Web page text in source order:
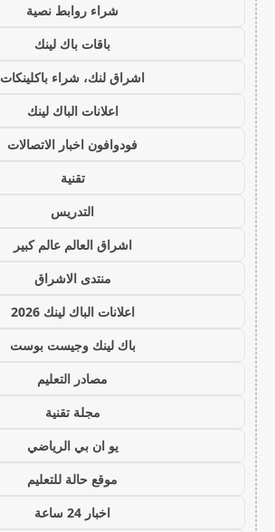
شراء روابط نصية
باقات باك لينك
اشراق لنك، شراء باكلينكات
اعلانات الباك لينك
فودوافون اخبار الاتصالات
تقنية
التدريس
اشراق العالم عالم كبير
منتدى الاشراق
اعلانات الباك لينك 2026
باك لينك وجيست بوست
مصادر التعليم
مجلة تقنية
يو ان بي الرياضي
موقع حالة للتعليم
اخبار 24 ساعة